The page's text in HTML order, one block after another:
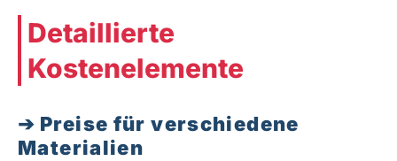
Detaillierte
Kostenelemente
Preise für verschiedene
Materialien